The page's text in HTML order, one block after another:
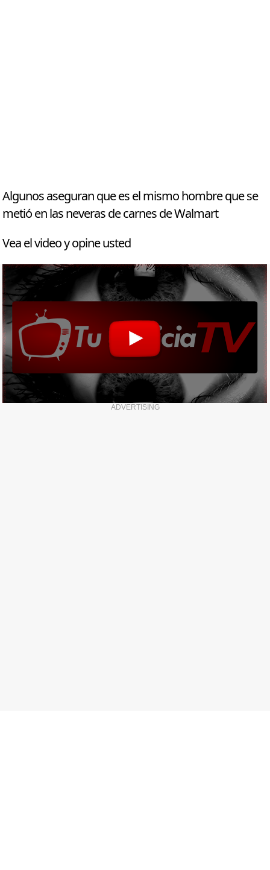
Algunos aseguran que es el mismo hombre que se
metió en las neveras de carnes de Walmart
Vea el video y opine usted
ADVERTISING